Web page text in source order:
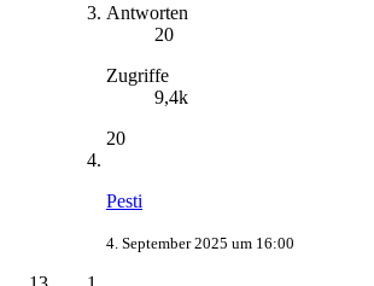
Antworten
20
Zugriffe
9,4k
20
Pesti
4. September 2025 um 16:00